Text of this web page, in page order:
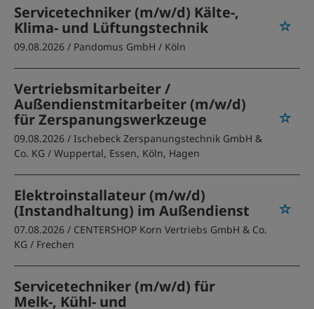
Servicetechniker (m/w/d) Kälte-,
Klima- und Lüftungstechnik
09.08.2026 / Pandomus GmbH / Köln
Vertriebsmitarbeiter /
Außendienstmitarbeiter (m/w/d)
für Zerspanungswerkzeuge
09.08.2026 / Ischebeck Zerspanungstechnik GmbH &
Co. KG / Wuppertal, Essen, Köln, Hagen
Elektroinstallateur (m/w/d)
(Instandhaltung) im Außendienst
07.08.2026 / CENTERSHOP Korn Vertriebs GmbH & Co.
KG / Frechen
Servicetechniker (m/w/d) für
Melk-, Kühl- und